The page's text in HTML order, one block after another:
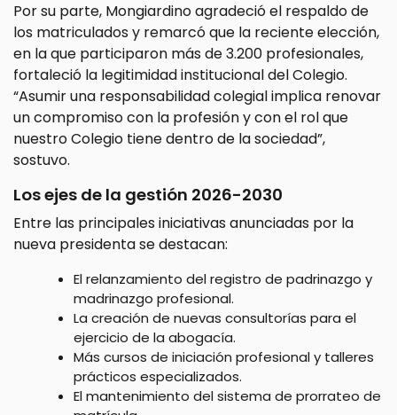
Por su parte, Mongiardino agradeció el respaldo de
los matriculados y remarcó que la reciente elección,
en la que participaron más de 3.200 profesionales,
fortaleció la legitimidad institucional del Colegio.
“Asumir una responsabilidad colegial implica renovar
un compromiso con la profesión y con el rol que
nuestro Colegio tiene dentro de la sociedad”,
sostuvo.
Los ejes de la gestión 2026-2030
Entre las principales iniciativas anunciadas por la
nueva presidenta se destacan:
El relanzamiento del registro de padrinazgo y
madrinazgo profesional.
La creación de nuevas consultorías para el
ejercicio de la abogacía.
Más cursos de iniciación profesional y talleres
prácticos especializados.
El mantenimiento del sistema de prorrateo de